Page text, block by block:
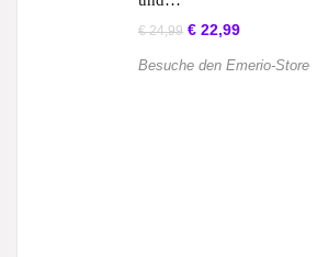
€24,99 € 22,99
Besuche den Emerio-Store